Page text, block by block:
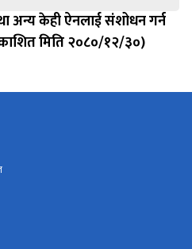
अन्य केही ऐनलाई संशोधन गर्न
मिति २०८०/१२/३०)